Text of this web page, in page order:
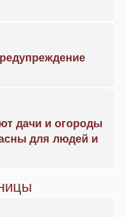
дачи и огороды
для людей и